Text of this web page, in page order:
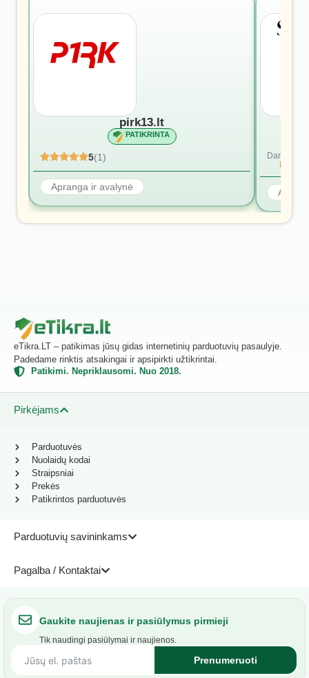
pirk13.lt
PATIKRINTA
5(1)
Apranga ir avalynė
Dar nėra
eTikra.LT – patikimas jūsų gidas internetinių parduotuvių pasaulyje.
Padedame rinktis atsakingai ir apsipirkti užtikrintai.
Patikimi. Nepriklausomi. Nuo 2018.
Pirkėjams
Parduotuvių savininkams
Pagalba / Kontaktai
Parduotuvės
Nuolaidų kodai
Straipsniai
Prekės
Patikrintos parduotuvės
Gaukite naujienas ir pasiūlymus pirmieji
Tik naudingi pasiūlymai ir naujienos.
Prenumeruoti